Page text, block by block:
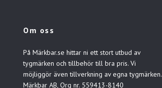
Om oss
På Märkbar.se hittar ni ett stort utbud av
tygmärken och tillbehör till bra pris. Vi
möjliggör även tillverkning av egna tygmärken.
Märkbar AB, Org nr. 559413-8140